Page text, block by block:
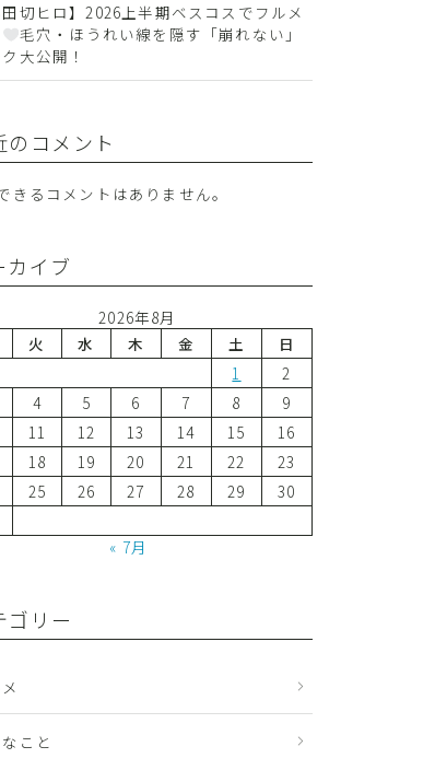
田切ヒロ】2026上半期ベスコスでフルメ
毛穴・ほうれい線を隠す「崩れない」
大公開！
のコメント
きるコメントはありません。
カイブ
2026年8月
火 水 木 金 土
日
1
2
4 5 6 7 8
9
11 12 13 14 15
16
18 19 20 21 22
23
25 26 27 28 29
30
« 7月
ゴリー
こと